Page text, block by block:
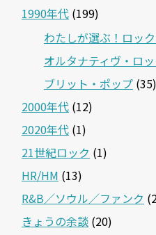
1990年代 (199)
わたしが選ぶ！ロック
オルタナティヴ・ロ
ブリット・ポップ (35)
2000年代 (12)
2020年代 (1)
21世紀ロック (1)
HR/HM (13)
R&B／ソウル／ファンク
きょうの余談 (20)